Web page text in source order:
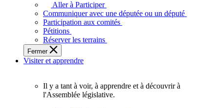
plein
potentiel,
l'Assemblée
a
besoin
de
Aller à Participer
Communiquer avec une députée ou un député
Participation aux comités
Pétitions
Réserver les terrains
Fermer
Visiter et apprendre
Il y a tant à voir, à apprendre et à découvrir à
l'Assemblée législative.